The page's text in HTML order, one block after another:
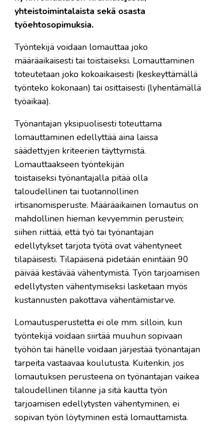
yhteistoimintalaista sekä osasta
työehtosopimuksia.
Työntekijä voidaan lomauttaa joko
määräaikaisesti tai toistaiseksi. Lomauttaminen
toteutetaan joko kokoaikaisesti (keskeyttämällä
työnteko kokonaan) tai osittaisesti (lyhentämällä
työaikaa).
Työnantajan yksipuolisesti toteuttama
lomauttaminen edellyttää aina laissa
säädettyjen kriteerien täyttymistä.
Lomauttaakseen työntekijän
toistaiseksi työnantajalla pitää olla
taloudellinen tai tuotannollinen
irtisanomisperuste. ​Määräaikainen lomautus on
mahdollinen hieman kevyemmin perustein;
siihen riittää, että työ tai työnantajan
edellytykset tarjota työtä ovat vähentyneet
tilapäisesti. Tilapäisenä pidetään enintään 90
päivää kestävää vähentymistä. Työn tarjoamisen
edellytysten vähentymiseksi lasketaan myös
kustannusten pakottava vähentämistarve.​
Lomautusperustetta ei ole mm. silloin, kun
työntekijä voidaan siirtää muuhun sopivaan
työhön tai hänelle voidaan järjestää työnantajan
tarpeita vastaavaa koulutusta. Kuitenkin, jos
lomautuksen perusteena on työnantajan vaikea
taloudellinen tilanne ja sitä kautta työn
tarjoamisen edellytysten vähentyminen, ei
sopivan työn löytyminen estä lomauttamista.